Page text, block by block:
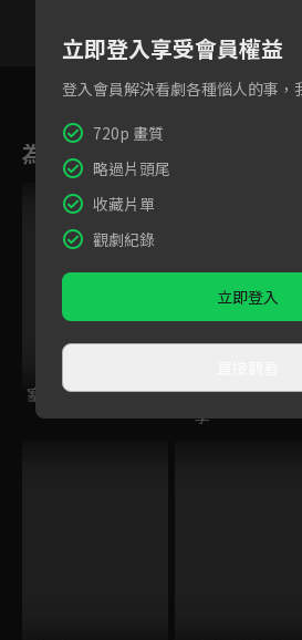
46 47 48
為您推薦
塞上迷情
春家小姐是訟師
一季
立即登入享受會員權益
登入會員解決看劇各種惱人的事，
720p 畫質
略過片頭尾
收藏片單
觀劇紀錄
立即登入